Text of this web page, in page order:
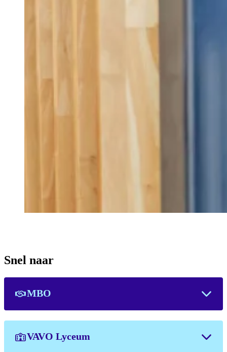
Snel naar
MBO
VAVO Lyceum